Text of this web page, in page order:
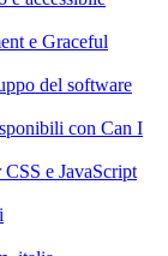
e Graceful
del software
con Can I
e JavaScript